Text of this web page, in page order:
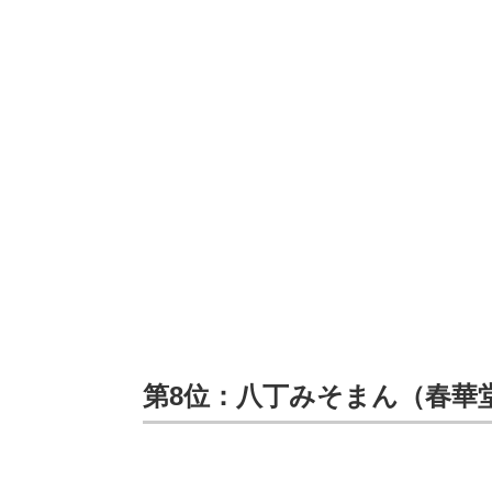
第8位：八丁みそまん（春華